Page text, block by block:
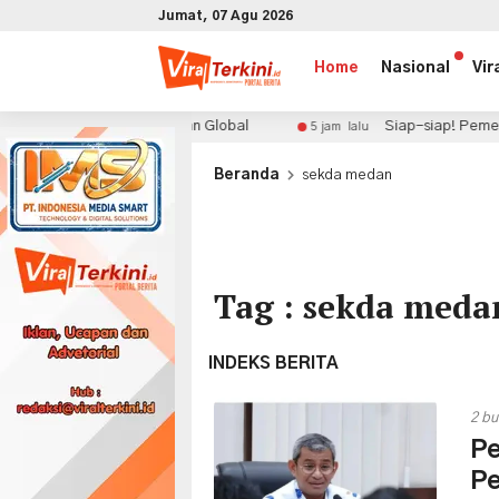
Jumat, 07 Agu 2026
Home Nasional
Pangan Global 5 jam lalu Siap-siap! Pemerintah
Beranda sekda medan
Tag : sekda
INDEKS BERITA
2